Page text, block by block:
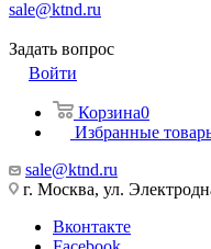
sale@ktnd.ru
Задать вопрос
Войти
Корзина0
Избранные
sale@ktnd.ru
г. Москва, ул.
Вконтакте